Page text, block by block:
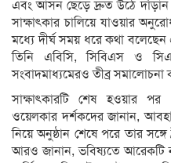
এবং আসন ছেড়ে দ্রুত উঠে
সাক্ষাৎকার চালিয়ে যাওয়ার
মধ্যে দীর্ঘ সময় ধরে কথা বলেছেন
তিনি এবিসি, সিবিএস ও
সংবাদমাধ্যমেরও তীব্র সমালোচনা
সাক্ষাৎকারটি শেষ হওয়ার
ওয়েলকার দর্শকদের জানান,
নিয়ে অনুষ্ঠান শেষে পরে তার
আরও জানান, ভবিষ্যতে আরেকটি